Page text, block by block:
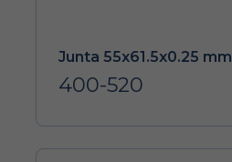
Junta 55x61.5x0.25 mm
400-520